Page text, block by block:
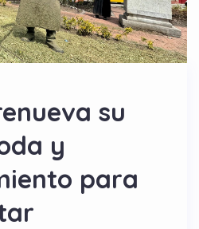
su
y
para